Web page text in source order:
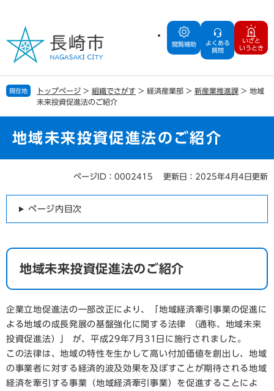
の
で
す
ー
ば
し
閲覧補助
よくある
質問
いざと
いうとき
現在地 トップページ > 組織でさがす > 経済産業部 > 新産業推進課 > 地域
未来投資促進法のご紹介
地域未来投資促進法のご紹介
ページID：0002415 更新日：2025年4月4日更新
ページ内目次
地域未来投資促進法のご紹介
企業立地促進法の一部改正により、「地域経済牽引事業の促進に
よる地域の成長発展の基盤強化に関する法律 （通称、地域未来
投資促進法）」 が、平成29年7月31日に施行されました。
この法律は、地域の特性を生かして高い付加価値を創出し、地域
の事業者に対する経済的波及効果を及ぼすことが期待される地域
経済を牽引する事業（地域経済牽引事業）を促進することによ